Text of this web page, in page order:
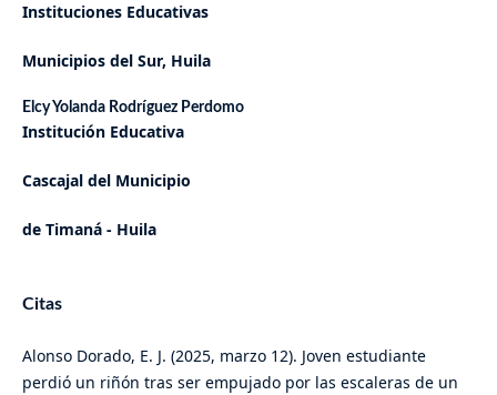
Instituciones Educativas
Municipios del Sur, Huila
Elcy Yolanda Rodríguez Perdomo
Institución Educativa
Cascajal del Municipio
de Timaná - Huila
Citas
Alonso Dorado, E. J. (2025, marzo 12). Joven estudiante
perdió un riñón tras ser empujado por las escaleras de un